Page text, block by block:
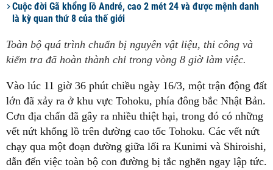
Cuộc đời Gã khổng lồ André, cao 2 mét 24 và được mệnh danh
là kỳ quan thứ 8 của thế giới
Toàn bộ quá trình chuẩn bị nguyên vật liệu, thi công và
kiểm tra đã hoàn thành chỉ trong vòng 8 giờ làm việc.
Vào lúc 11 giờ 36 phút chiều ngày 16/3, một trận động đất
lớn đã xảy ra ở khu vực Tohoku, phía đông bắc Nhật Bản.
Cơn địa chấn đã gây ra nhiều thiệt hại, trong đó có những
vết nứt khổng lồ trên đường cao tốc Tohoku. Các vết nứt
chạy qua một đoạn đường giữa lối ra Kunimi và Shiroishi,
dẫn đến việc toàn bộ con đường bị tắc nghẽn ngay lập tức.